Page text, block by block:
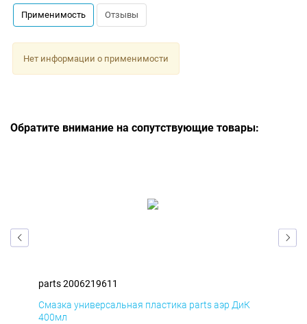
Применимость Отзывы
Нет информации о применимости
Обратите внимание на сопутствующие товары:
parts 2006219611
Смазка универсальная пластика parts аэр ДиК
400мл